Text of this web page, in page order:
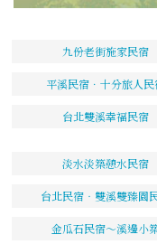
九份老街施家民宿
平溪民宿．十分旅人民
台北雙溪幸福民宿
淡水淡築憩水民宿
台北民宿‧雙溪雙臻園
金瓜石民宿～溪邊小